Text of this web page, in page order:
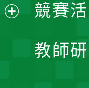
競賽
教師
開